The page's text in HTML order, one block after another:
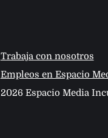
Trabaja con nosotros
Empleos en Espacio
2026 Espacio Media